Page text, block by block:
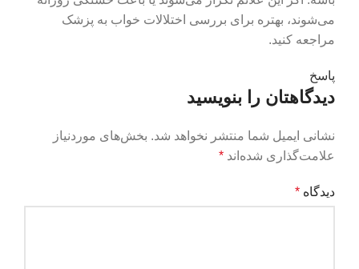
می‌شوند، بهتره برای بررسی اختلالات خواب به پزشک
مراجعه کنید.
پاسخ
دیدگاهتان را بنویسید
نشانی ایمیل شما منتشر نخواهد شد. بخش‌های موردنیاز
علامت‌گذاری شده‌اند *
دیدگاه *